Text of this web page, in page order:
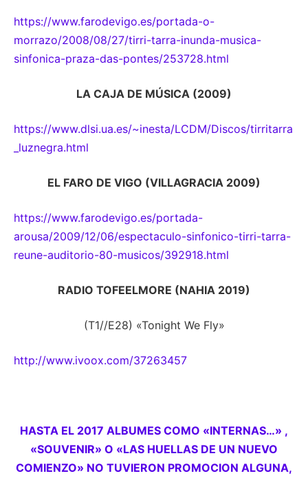
https://www.farodevigo.es/portada-o-
morrazo/2008/08/27/tirri-tarra-inunda-musica-
sinfonica-praza-das-pontes/253728.html
LA CAJA DE MÚSICA (2009)
https://www.dlsi.ua.es/~inesta/LCDM/Discos/tirritarra
_luznegra.html
EL FARO DE VIGO (VILLAGRACIA 2009)
https://www.farodevigo.es/portada-
arousa/2009/12/06/espectaculo-sinfonico-tirri-tarra-
reune-auditorio-80-musicos/392918.html
RADIO TOFEELMORE (NAHIA 2019)
(T1//E28) «Tonight We Fly»
http://www.ivoox.com/37263457
HASTA EL 2017 ALBUMES COMO «INTERNAS…» ,
«SOUVENIR» O «LAS HUELLAS DE UN NUEVO
COMIENZO» NO TUVIERON PROMOCION ALGUNA,